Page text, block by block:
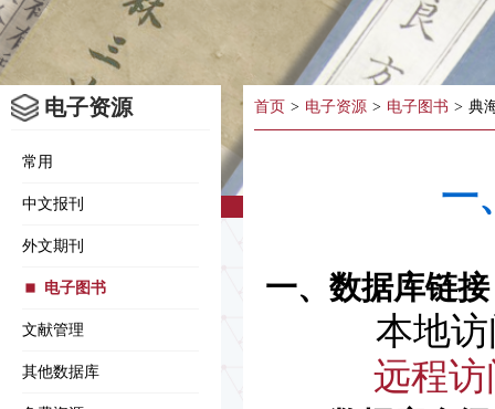
电子资源
常用
中文报刊
外文期刊
电子图书
文献管理
其他数据库
首页 > 电子资源 > 电子图书 > 典
一
一、数据库链接
本地
远程访